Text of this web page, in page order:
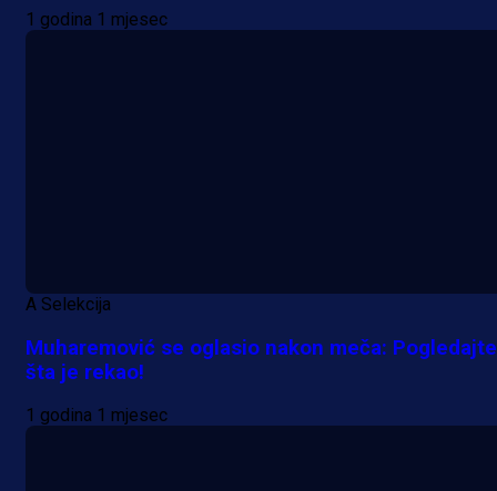
1 godina 1 mjesec
A Selekcija
Muharemović se oglasio nakon meča: Pogledajte
šta je rekao!
1 godina 1 mjesec